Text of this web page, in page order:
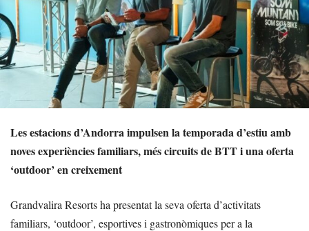
Les estacions d’Andorra impulsen la temporada d’estiu amb
noves experiències familiars, més circuits de BTT i una oferta
‘outdoor’ en creixement
Grandvalira Resorts ha presentat la seva oferta d’activitats
familiars, ‘outdoor’, esportives i gastronòmiques per a la